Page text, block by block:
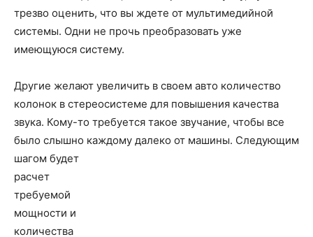
трезво оценить, что вы ждете от мультимедийной
системы. Одни не прочь преобразовать уже
имеющуюся систему.
Другие желают увеличить в своем авто количество
колонок в стереосистеме для повышения качества
звука. Кому-то требуется такое звучание, чтобы все
было слышно каждому далеко от машины. Следующим
шагом будет
расчет
требуемой
мощности и
количества